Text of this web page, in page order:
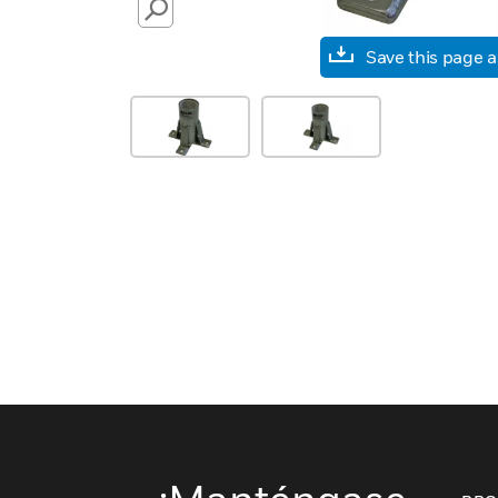
SEARCH
Save this page